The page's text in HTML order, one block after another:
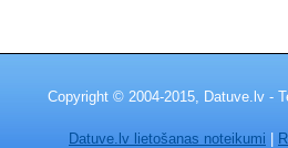
Copyright © 2004-2015, Datuve.lv -
Datuve.lv lietošanas noteikumi